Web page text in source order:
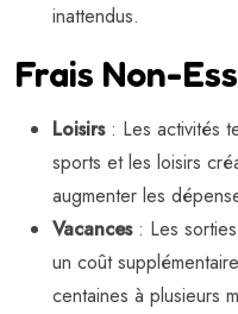
inattendus.
Frais Non-
Loisirs: Les activités
sports et les loisirs
augmenter les
Vacances: Les sorties
un coût
centaines à plusieurs